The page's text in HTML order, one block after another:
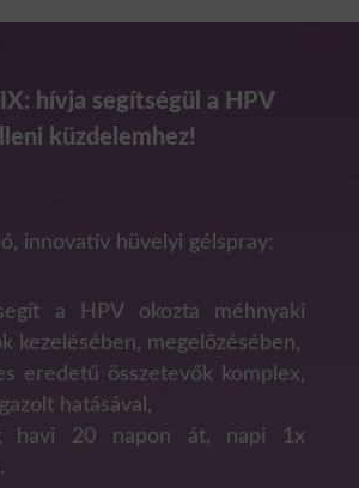
hívja segítségül a HPV
küzdelemhez!
innovatív hüvelyi gélspray:
a HPV okozta méhnyaki
kezelésében, megelőzésében,
eredetű összetevők komplex,
hatásával,
havi 20 napon át, napi 1x